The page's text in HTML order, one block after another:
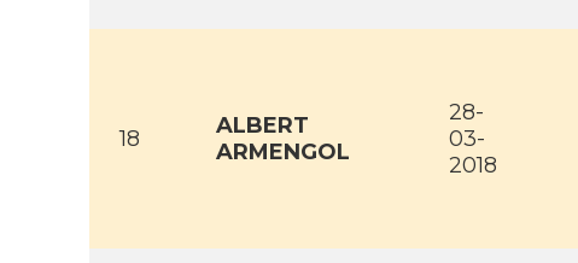
18
ALBERT
ARMENGOL
28-
03-
2018